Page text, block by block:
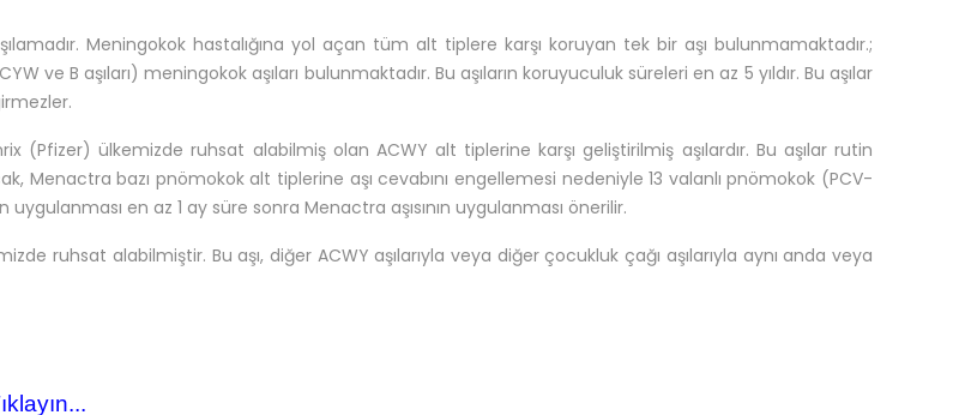
Meningokok hastalığına yol açan tüm alt tiplere karşı koruyan tek bir aşı bulunmamaktadır.;
ve B aşıları) meningokok aşıları bulunmaktadır. Bu aşıların koruyuculuk süreleri en az 5 yıldır. Bu aşılar
ülkemizde ruhsat alabilmiş olan ACWY alt tiplerine karşı geliştirilmiş aşılardır. Bu aşılar rutin
Menactra bazı pnömokok alt tiplerine aşı cevabını engellemesi nedeniyle 13 valanlı pnömokok (PCV-
en az 1 ay süre sonra Menactra aşısının uygulanması önerilir.
ruhsat alabilmiştir. Bu aşı, diğer ACWY aşılarıyla veya diğer çocukluk çağı aşılarıyla aynı anda veya